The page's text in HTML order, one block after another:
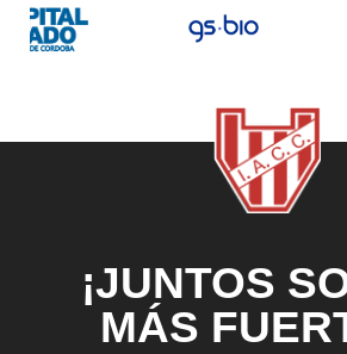
¡JUNTOS
MÁS